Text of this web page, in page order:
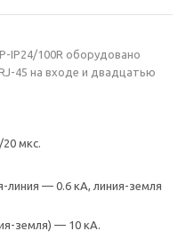
IP24/100R оборудовано
45 на входе и двадцатью
мкс.
линия — 0.6 кА, линия-земля
земля) — 10 кА.